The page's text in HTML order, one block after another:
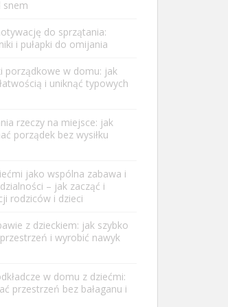
snem
do sprzątania:
i pułapki do omijania
porządkowe w domu: jak
i uniknąć typowych
rzeczy na miejsce: jak
porządek bez wysiłku
jako wspólna zabawa i
– jak zacząć i
rodziców i dzieci
z dzieckiem: jak szybko
i wyrobić nawyk
w domu z dziećmi:
przestrzeń bez bałaganu i